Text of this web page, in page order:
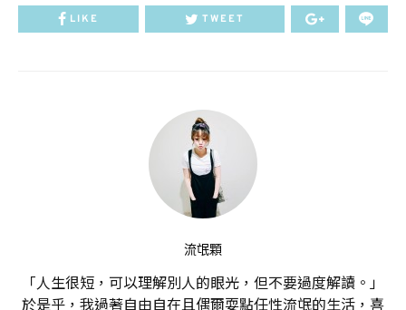
LIKE TWEET
流氓顆
「人生很短，可以理解別人的眼光，但不要過度解讀。」
於是乎，我過著自由自在且偶爾耍點任性流氓的生活，喜